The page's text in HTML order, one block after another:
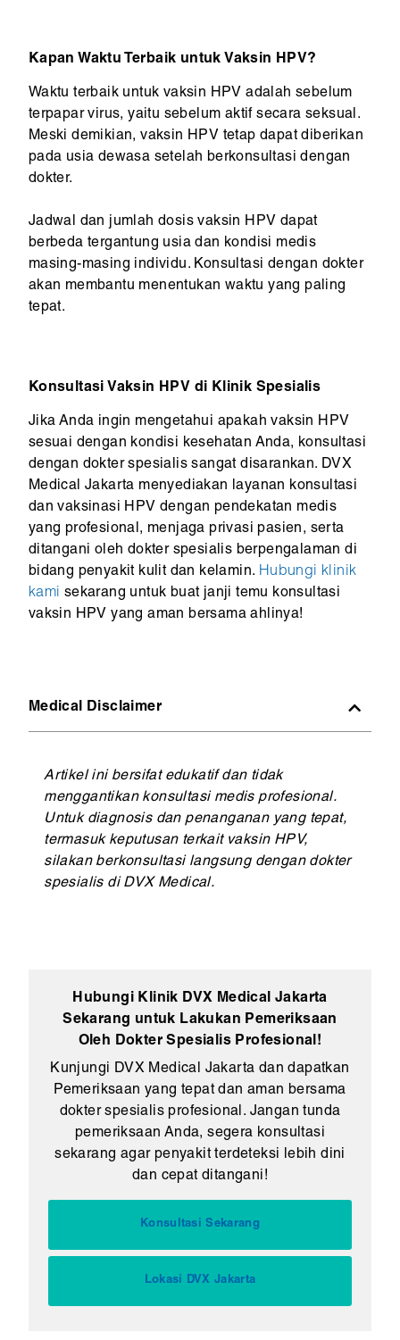
Kapan Waktu Terbaik untuk Vaksin HPV?
Waktu terbaik untuk vaksin HPV adalah sebelum
terpapar virus, yaitu sebelum aktif secara seksual.
Meski demikian, vaksin HPV tetap dapat diberikan
pada usia dewasa setelah berkonsultasi dengan
dokter.
Jadwal dan jumlah dosis vaksin HPV dapat
berbeda tergantung usia dan kondisi medis
masing-masing individu. Konsultasi dengan dokter
akan membantu menentukan waktu yang paling
tepat.
Konsultasi Vaksin HPV di Klinik Spesialis
Jika Anda ingin mengetahui apakah vaksin HPV
sesuai dengan kondisi kesehatan Anda, konsultasi
dengan dokter spesialis sangat disarankan. DVX
Medical Jakarta menyediakan layanan konsultasi
dan vaksinasi HPV dengan pendekatan medis
yang profesional, menjaga privasi pasien, serta
ditangani oleh dokter spesialis berpengalaman di
bidang penyakit kulit dan kelamin. Hubungi klinik
kami sekarang untuk buat janji temu konsultasi
vaksin HPV yang aman bersama ahlinya!
Medical Disclaimer
Artikel ini bersifat edukatif dan tidak
menggantikan konsultasi medis profesional.
Untuk diagnosis dan penanganan yang tepat,
termasuk keputusan terkait vaksin HPV,
silakan berkonsultasi langsung dengan dokter
spesialis di DVX Medical.
Hubungi Klinik DVX Medical Jakarta
Sekarang untuk Lakukan Pemeriksaan
Oleh Dokter Spesialis Profesional!
Kunjungi DVX Medical Jakarta dan dapatkan
Pemeriksaan yang tepat dan aman bersama
dokter spesialis profesional. Jangan tunda
pemeriksaan Anda, segera konsultasi
sekarang agar penyakit terdeteksi lebih dini
dan cepat ditangani!
Konsultasi Sekarang
Lokasi DVX Jakarta